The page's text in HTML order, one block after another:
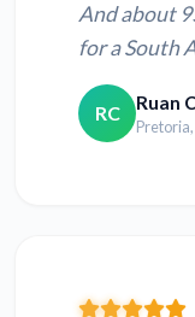
And about
for a South
RC Ruan